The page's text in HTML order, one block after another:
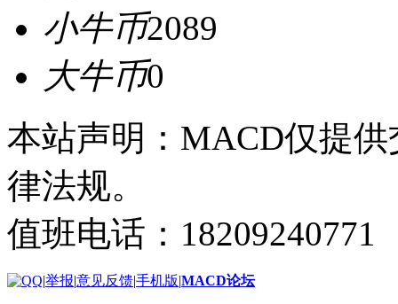
小牛币2089
大牛币0
本站声明：MACD仅提
律法规。
值班电话：
|举报|意见反馈|手机版|MACD论坛